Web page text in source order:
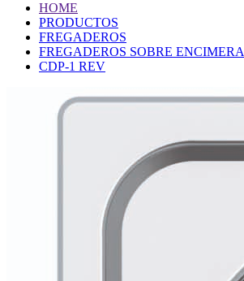
HOME
PRODUCTOS
FREGADEROS
FREGADEROS SOBRE ENCIMERA
CDP-1 REV